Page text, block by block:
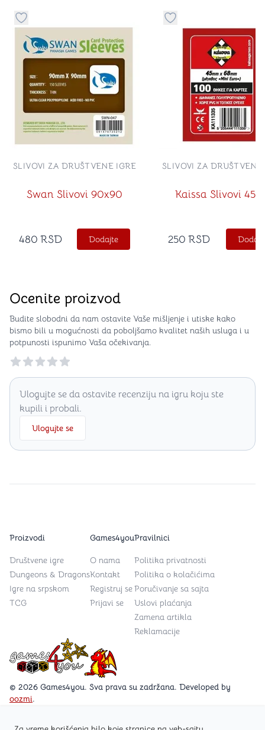
Dugme za dodavanje stvari u kategoriju omiljeno
Swan Slivovi 90x90
SLIVOVI ZA DRUŠTVENE IGRE
480 RSD Dodajte
Dugme za dodavanje
Kaissa Slivovi
SLIVOVI ZA DRUŠTVENE
250 RSD
Ocenite proizvod
Budite slobodni da nam ostavite Vaše mišljenje i utiske kako
bismo bili u mogućnosti da poboljšamo kvalitet naših usluga i u
potpunosti ispunimo Vaša očekivanja.
Reviews
Ulogujte se da ostavite recenziju na igru koju ste
kupili i probali.
Ulogujte se
Games4you logo
© 2026 Games4you. Sva prava su zadržana. Developed by
oozmi.
Proizvodi
Društvene igre
Dungeons & Dragons
Igre na srpskom
TCG
Games4you
O nama
Kontakt
Registruj se
Prijavi se
Pravilnici
Politika privatnosti
Politika o kolačićima
Poručivanje sa sajta
Uslovi plaćanja
Zamena artikla
Reklamacije